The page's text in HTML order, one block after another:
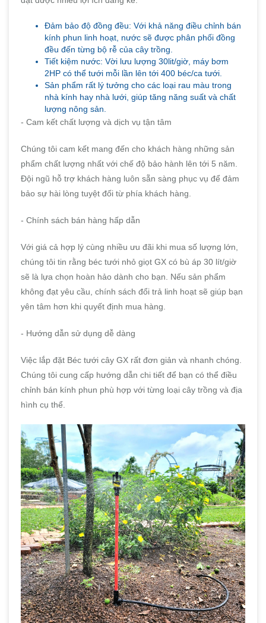
Đảm bảo độ đồng đều: Với khả năng điều chỉnh bán
kính phun linh hoạt, nước sẽ được phân phối đồng
đều đến từng bộ rễ của cây trồng.
Tiết kiệm nước: Vời lưu lượng 30lit/giờ, máy bơm
2HP có thể tưới mỗi lần lên tới 400 béc/ca tưới.
Sản phẩm rất lý tưởng cho các loại rau màu trong
nhà kính hay nhà lưới, giúp tăng năng suất và chất
lượng nông sản.
- Cam kết chất lượng và dịch vụ tận tâm
Chúng tôi cam kết mang đến cho khách hàng những sản
phẩm chất lượng nhất với chế độ bảo hành lên tới 5 năm.
Đội ngũ hỗ trợ khách hàng luôn sẵn sàng phục vụ để đảm
bảo sự hài lòng tuyệt đối từ phía khách hàng.
- Chính sách bán hàng hấp dẫn
Với giá cả hợp lý cùng nhiều ưu đãi khi mua số lượng lớn,
chúng tôi tin rằng béc tưới nhỏ giọt GX có bù áp 30 lít/giờ
sẽ là lựa chọn hoàn hảo dành cho bạn. Nếu sản phẩm
không đạt yêu cầu, chính sách đổi trả linh hoạt sẽ giúp bạn
yên tâm hơn khi quyết định mua hàng.
- Hướng dẫn sử dụng dễ dàng
Việc lắp đặt Béc tưới cây GX rất đơn giản và nhanh chóng.
Chúng tôi cung cấp hướng dẫn chi tiết để bạn có thể điều
chỉnh bán kính phun phù hợp với từng loại cây trồng và địa
hình cụ thể.